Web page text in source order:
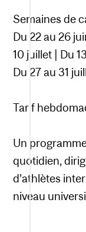
Semaines de
Du 22 au 26
10 juillet | Du
Du 27 au 31
Tarif
Un
quotidien,
d'athlètes
niveau